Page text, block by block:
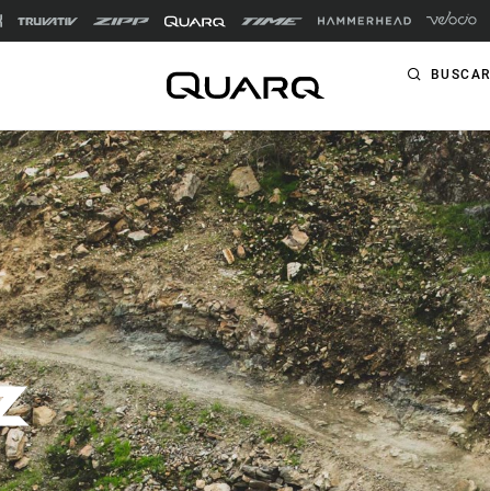
FINALIDAD
Carretera
Gravel
Ciclocross
Triatlón
Montaña
PRODUCTOS
Potenciómetros
ENTRENADOR
Velotron
BUSCAR